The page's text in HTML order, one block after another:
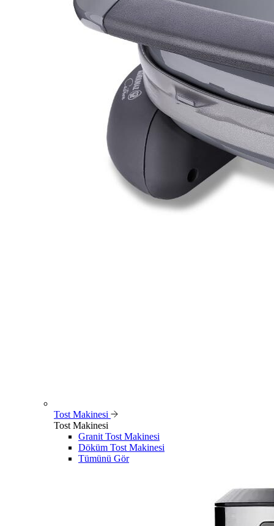
Tost Makinesi
Tost Makinesi
Granit Tost Makinesi
Döküm Tost Makinesi
Tümünü Gör